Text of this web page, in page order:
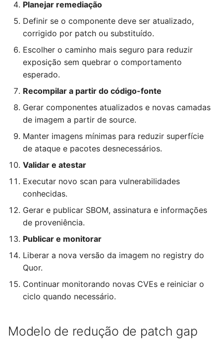
Planejar remediação
Definir se o componente deve ser atualizado,
corrigido por patch ou substituído.
Escolher o caminho mais seguro para reduzir
exposição sem quebrar o comportamento
esperado.
Recompilar a partir do código-fonte
Gerar componentes atualizados e novas camadas
de imagem a partir de source.
Manter imagens mínimas para reduzir superfície
de ataque e pacotes desnecessários.
Validar e atestar
Executar novo scan para vulnerabilidades
conhecidas.
Gerar e publicar SBOM, assinatura e informações
de proveniência.
Publicar e monitorar
Liberar a nova versão da imagem no registry do
Quor.
Continuar monitorando novas CVEs e reiniciar o
ciclo quando necessário.
Modelo de redução de patch gap